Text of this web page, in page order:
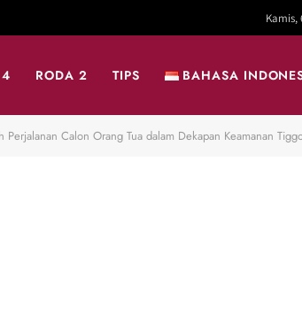
Kamis,
RODA 2 TIPS BAHASA
Calon Orang Tua dalam Dekapan Keamanan